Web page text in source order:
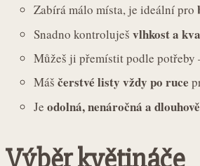
Zabírá málo místa, je ideální pro
Snadno kontroluješ vlhkost a
Můžeš ji přemístit podle potřeby
Máš čerstvé listy vždy po ruce
Je odolná, nenáročná a